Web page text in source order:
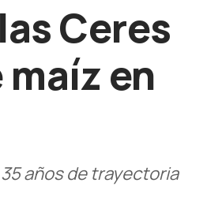
Ceres
en
años de trayectoria